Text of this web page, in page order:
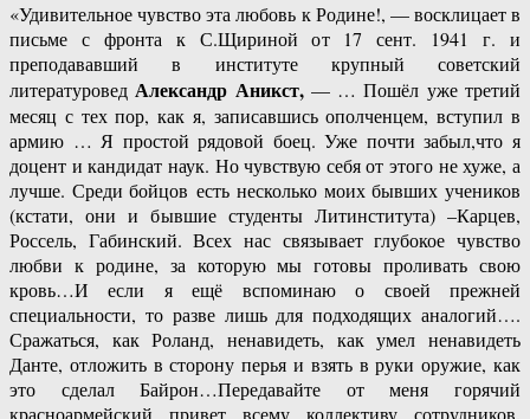
«Удивительное чувство эта любовь к Родине!, — восклицает в
письме с фронта к С.Щириной от 17 сент. 1941 г. и
преподававший в институте крупный советский
литературоведАлександр Аникст,— … Пошёл уже третий
месяц с тех пор, как я, записавшись ополченцем, вступил в
армию … Я простой рядовой боец. Уже почти забыл,что я
доцент и кандидат наук. Но чувствую себя от этого не хуже, а
лучше. Среди бойцов есть несколько моих бывших учеников
(кстати, они и бывшие студенты Литинститута) –Карцев,
Россель, Габинский. Всех нас связывает глубокое чувство
любви к родине, за которую мы готовы проливать свою
кровь…И если я ещё вспоминаю о своей прежней
специальности, то разве лишь для подходящих аналогий….
Сражаться, как Роланд, ненавидеть, как умел ненавидеть
Данте, отложить в сторону перья и взять в руки оружие, как
это сделал Байрон…Передавайте от меня горячий